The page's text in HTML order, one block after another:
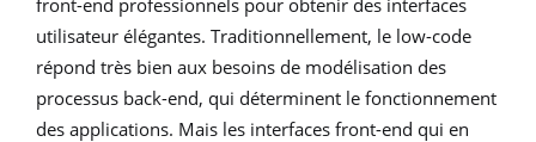
utilisateur élégantes. Traditionnellement, le low-code
répond très bien aux besoins de modélisation des
processus back-end, qui déterminent le fonctionnement
des applications. Mais les interfaces front-end qui en